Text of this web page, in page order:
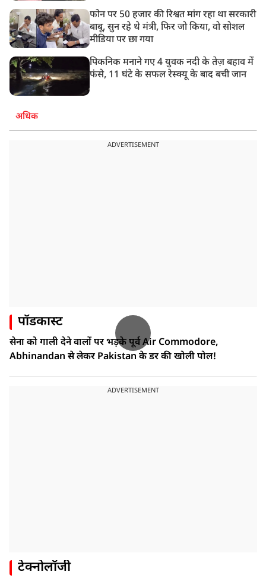
फोन पर 50 हजार की रिश्वत मांग रहा था सरकारी
बाबू, सुन रहे थे मंत्री, फिर जो किया, वो सोशल
मीडिया पर छा गया
पिकनिक मनाने गए 4 युवक नदी के तेज़ बहाव में
फंसे, 11 घंटे के सफल रेस्क्यू के बाद बची जान
अधिक
ADVERTISEMENT
पॉडकास्ट
सेना को गाली देने वालों पर भड़के पूर्व Air Commodore,
Abhinandan से लेकर Pakistan के डर की खोली पोल!
ADVERTISEMENT
टेक्नोलॉजी